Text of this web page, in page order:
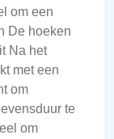
om een
De hoeken
Na het
met een
om
te
om